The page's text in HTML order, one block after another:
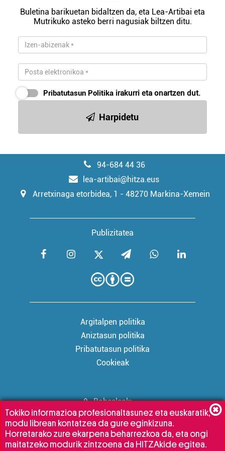
Buletina barikuetan bidaltzen da, eta Lea-Artibai eta
Mutrikuko asteko berri nagusiak biltzen ditu.
Pribatutasun Politika irakurri eta onartzen dut.
Harpidetu
94-684 44 36
lea-artibai@hitza.eus
Arretxinaga etorbidea, 1 - 48270 Markina-Xemein
Publizitatea
Argitalpen politika
Aniztasun politika
Pribatutasun politika
Cookieak
Babesleak:
Tokiko informazioa profesionaltasunez eta euskaratik,
modu librean kontatzea da gure eginkizuna.
Horretarako zure ekarpena beharrezkoa da, eta ongi
maitatzeko modurik zintzoena da HITZAkide egitea.